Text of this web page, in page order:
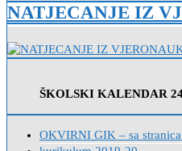
NATJECANJE IZ
ŠKOLSKI KALENDAR
OKVIRNI GIK – sa